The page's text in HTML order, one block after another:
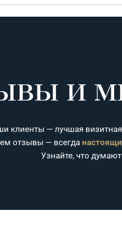
и
клиенты — лучшая
отзывы — всегда
Узнайте, что